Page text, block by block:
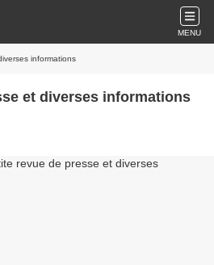
MENU
informations
et diverses informations